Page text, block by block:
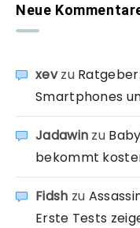
Neue
xevzu
Smartphones
Jadawin zu
bekommt
Fidsh zu
Erste Tests